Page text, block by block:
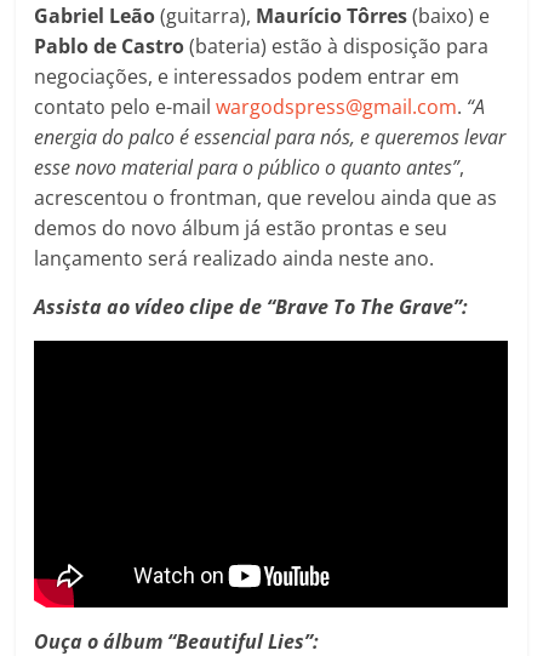
Gabriel Leão(guitarra), Maurício Tôrres(baixo) e
Pablo de Castro(bateria) estão à disposição para
negociações, e interessados podem entrar em
contato pelo e-mailwargodspress@gmail.com. “A
energia do palco é essencial para nós, e queremos levar
esse novo material para o público o quanto antes”,
acrescentou o frontman, que revelou ainda que as
demos do novo álbum já estão prontas e seu
lançamento será realizado ainda neste ano.
Assista ao vídeo clipe de “Brave To The Grave”:
Ouça o álbum “Beautiful Lies”: